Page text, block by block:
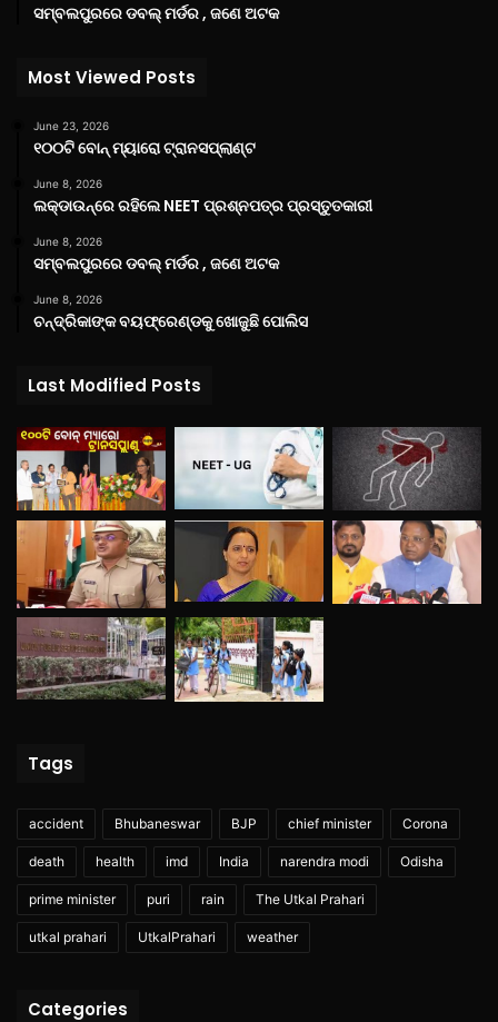
ସମ୍ବଲପୁରରେ ଡବଲ୍ ମର୍ଡର , ଜଣେ ଅଟକ
Most Viewed Posts
June 23, 2026
୧୦୦ଟି ବୋନ୍ ମ୍ୟାରୋ ଟ୍ରାନସପ୍ଲାଣ୍ଟ
June 8, 2026
ଲକ୍‌ଡାଉନ୍‌ରେ ରହିଲେ NEET ପ୍ରଶ୍ନପତ୍ର ପ୍ରସ୍ତୁତକାରୀ
June 8, 2026
ସମ୍ବଲପୁରରେ ଡବଲ୍ ମର୍ଡର , ଜଣେ ଅଟକ
June 8, 2026
ଚନ୍ଦ୍ରିକାଙ୍କ ବୟଫ୍ରେଣ୍ଡକୁ ଖୋଜୁଛି ପୋଲିସ
Last Modified Posts
Tags
accident Bhubaneswar BJP chief minister Corona
death health imd India narendra modi Odisha
prime minister puri rain The Utkal Prahari
utkal prahari UtkalPrahari weather
Categories